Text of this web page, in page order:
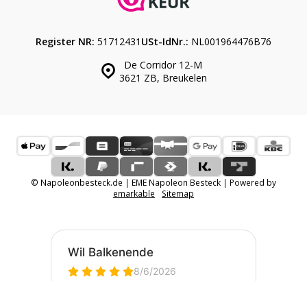
De Corridor 12-M
3621 ZB, Breukelen
Register NR: 51712431 USt-IdNr.: NL001964476B76
© Napoleonbesteck.de | EME Napoleon Besteck | Powered by
emarkable
Sitemap